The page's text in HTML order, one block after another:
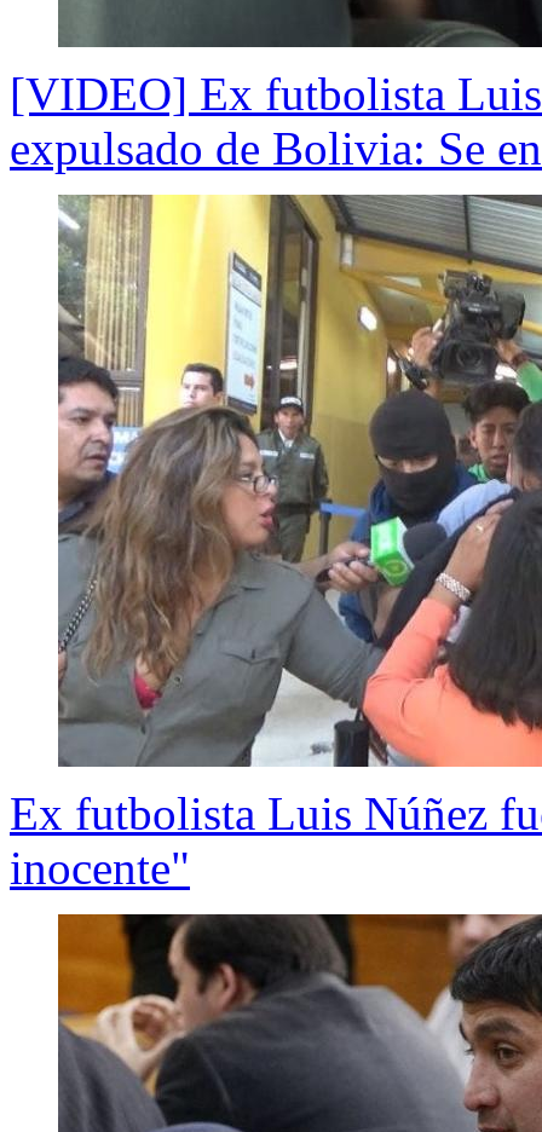
[VIDEO] Ex futbolista
expulsado de Bolivia: Se
Ex futbolista Luis Núñez
inocente"